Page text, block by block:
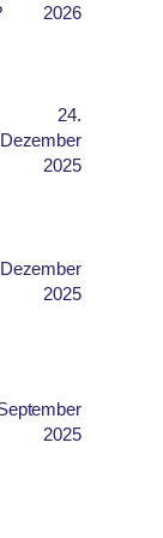
2026
24.
Dezember
2025
2025
2025